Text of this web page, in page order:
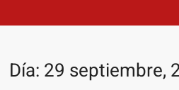
Día: 29 septiembre,